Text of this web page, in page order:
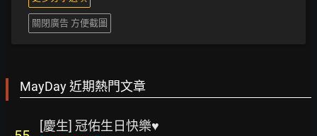
關閉廣告 方便截圖
MayDay 近期熱門文章
[慶生] 冠佑生日快樂♥